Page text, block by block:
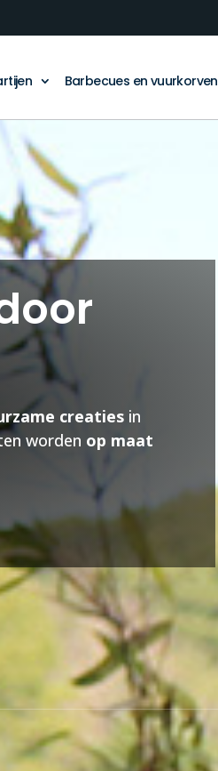
Barbecues en vuurkorven
creaties in
worden op maat